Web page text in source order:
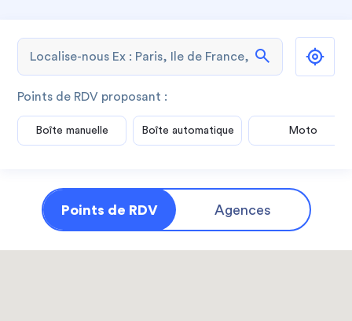
search
Points de RDV proposant :
Boîte manuelle Boîte automatique Moto
Points de RDV Agences